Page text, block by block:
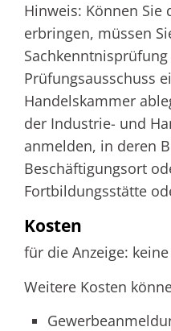
Hinweis: Können Sie
erbringen, müssen
Prüfungsausschuss
Handelskammer
der Industrie- und
anmelden, in deren
Beschäftigungsort
Fortbildungsstätte
Kosten
für die Anzeige: keine
Weitere Kosten